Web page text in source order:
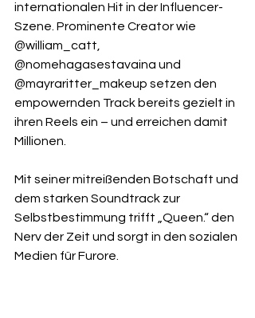
internationalen Hit in der Influencer-
Szene. Prominente Creator wie
@william_catt,
@nomehagasestavaina und
@mayraritter_makeup setzen den
empowernden Track bereits gezielt in
ihren Reels ein – und erreichen damit
Millionen.
Mit seiner mitreißenden Botschaft und
dem starken Soundtrack zur
Selbstbestimmung trifft „Queen.“ den
Nerv der Zeit und sorgt in den sozialen
Medien für Furore.